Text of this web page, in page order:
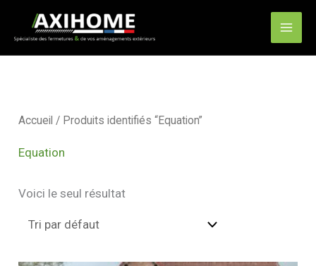
contenu
Accueil / Produits identifiés “Equation”
Equation
Voici le seul résultat